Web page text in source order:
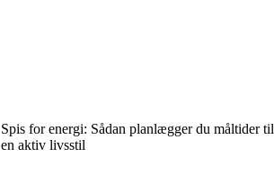
Spis for energi: Sådan planlægger du måltider til
en aktiv livsstil